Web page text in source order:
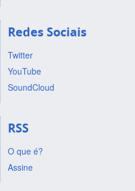
Redes Sociais
Twitter
YouTube
SoundCloud
RSS
O que é?
Assine